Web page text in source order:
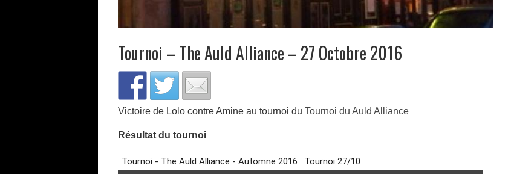
Tournoi – The Auld Alliance – 27 Octobre 2016
Victoire de Lolo contre Amine au tournoi du Tournoi du Auld Alliance
Résultat du tournoi